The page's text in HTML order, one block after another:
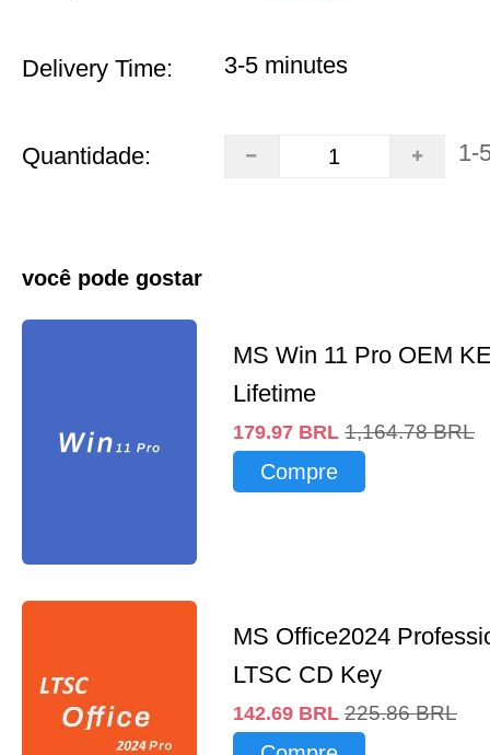
Delivery Time: 3-5 minutes
Quantidade: 1-
você pode gostar
MS Win 11 Pro OEM
Lifetime
179.97 BRL 1,164.78 BRL
Compre
MS Office2024
LTSC CD Key
142.69 BRL 225.86 BRL